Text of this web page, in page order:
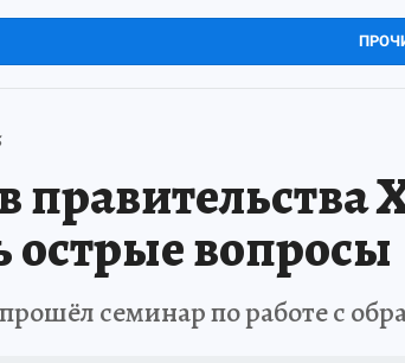
острые вопросы
семинар по работе с